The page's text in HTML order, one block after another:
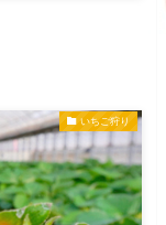
いちご狩り